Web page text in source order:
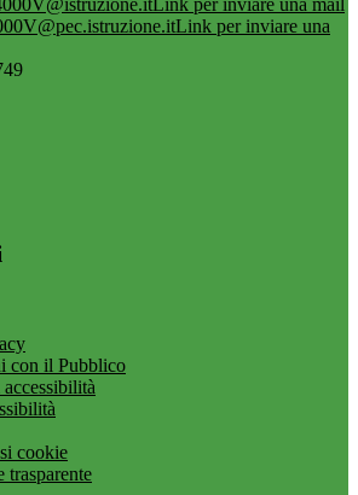
Link per inviare una mail
Link per inviare una
con il Pubblico
cookie
trasparente